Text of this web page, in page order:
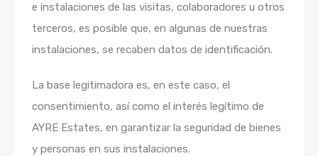
e instalaciones de las visitas, colaboradores u otros
terceros, es posible que, en algunas de nuestras
instalaciones, se recaben datos de identificación.
La base legitimadora es, en este caso, el
consentimiento, así como el interés legítimo de
AYRE Estates, en garantizar la seguridad de bienes
y personas en sus instalaciones.